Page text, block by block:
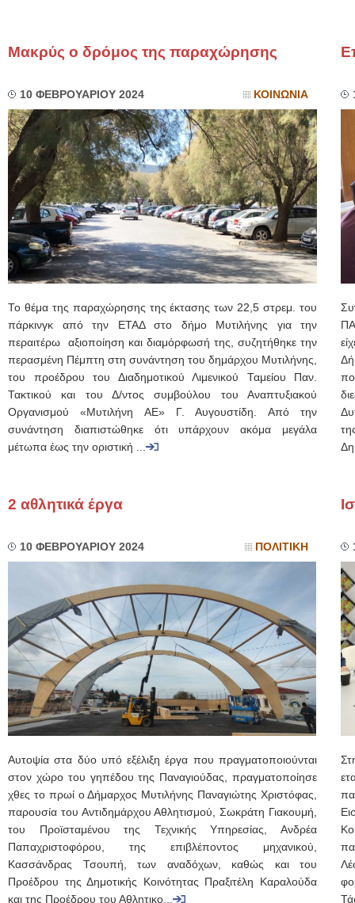
Μακρύς ο δρόμος της παραχώρησης
10 ΦΕΒΡΟΥΑΡΙΟΥ 2024 ΚΟΙΝΩΝΙΑ
Το θέμα της παραχώρησης της έκτασης των 22,5 στρεμ. του
πάρκινγκ από την ΕΤΑΔ στο δήμο Μυτιλήνης για την
περαιτέρω αξιοποίηση και διαμόρφωσή της, συζητήθηκε την
περασμένη Πέμπτη στη συνάντηση του δημάρχου Μυτιλήνης,
του προέδρου του Διαδημοτικού Λιμενικού Ταμείου Παν.
Τακτικού και του Δ/ντος συμβούλου του Αναπτυξιακού
Οργανισμού «Μυτιλήνη ΑΕ» Γ. Αυγουστίδη. Από την
συνάντηση διαπιστώθηκε ότι υπάρχουν ακόμα μεγάλα
μέτωπα έως την οριστική ...
2 αθλητικά έργα
10 ΦΕΒΡΟΥΑΡΙΟΥ 2024 ΠΟΛΙΤΙΚΗ
Αυτοψία στα δύο υπό εξέλιξη έργα που πραγματοποιούνται
στον χώρο του γηπέδου της Παναγιούδας, πραγματοποίησε
χθες το πρωί ο Δήμαρχος Μυτιλήνης Παναγιώτης Χριστόφας,
παρουσία του Αντιδημάρχου Αθλητισμού, Σωκράτη Γιακουμή,
του Προϊσταμένου της Τεχνικής Υπηρεσίας, Ανδρέα
Παπαχριστοφόρου, της επιβλέποντος μηχανικού,
Κασσάνδρας Τσουπή, των αναδόχων, καθώς και του
Προέδρου της Δημοτικής Κοινότητας Πραξιτέλη Καραλούδα
και της Προέδρου του Αθλητικο...